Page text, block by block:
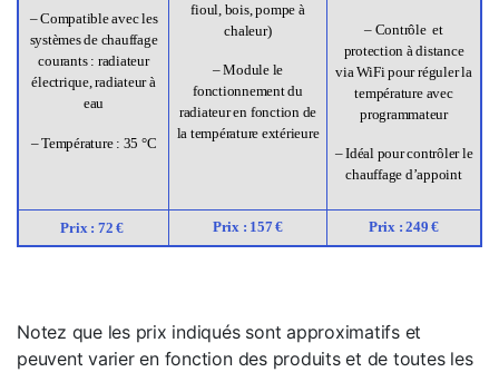
– Compatible avec les
systèmes de chauffage
courants : radiateur
électrique, radiateur à
eau
– Température : 35 °C
fioul, bois, pompe à
chaleur)
– Module le
fonctionnement du
radiateur en fonction de
la température extérieure
– Contrôle et
protection à distance
via WiFi pour réguler la
température avec
programmateur
– Idéal pour contrôler le
chauffage d’appoint
Prix : 72 € Prix : 157 € Prix : 249 €
Notez que les prix indiqués sont approximatifs et
peuvent varier en fonction des produits et de toutes les